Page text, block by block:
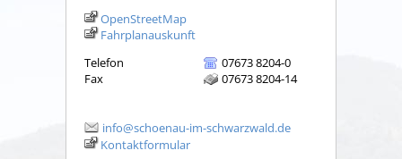
OpenStreetMap
Fahrplanauskunft
Telefon
07673 8204-0
Fax
07673 8204-14
info@schoenau-im-schwarzwald.de
Kontaktformular